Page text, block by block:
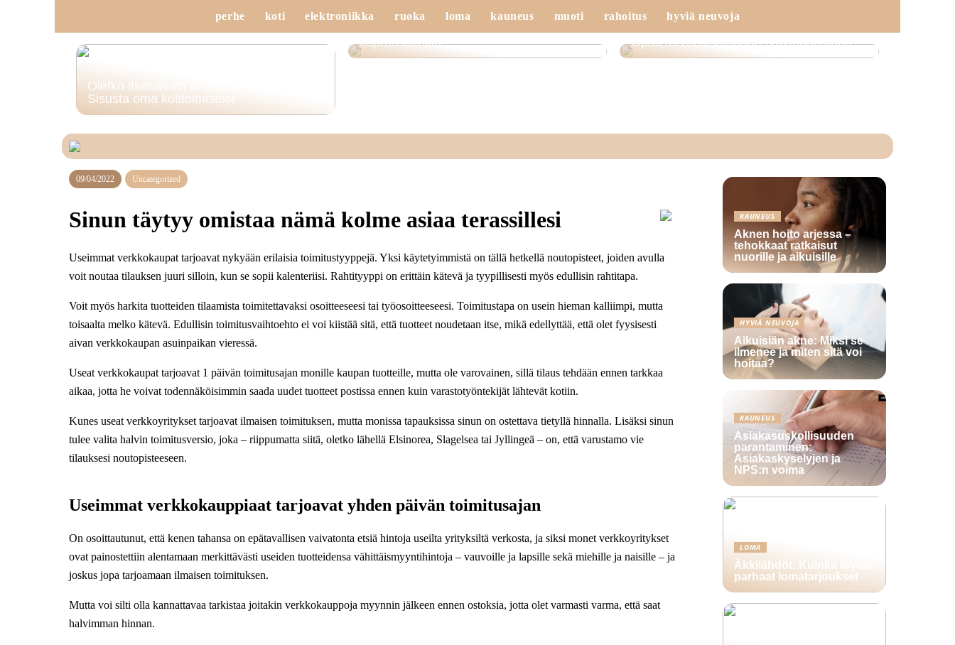
perhe koti elektroniikka ruoka loma kauneus muoti rahoitus hyviä neuvoja
Oletko itsenäinen ammatinharjoittaja?
Sisusta oma kotitoimistosi
Ostoopas: Kuinka valita oikea
espressokeitin
Opas terveellisempään työympäristöön
09/04/2022 Uncategorized
Sinun täytyy omistaa nämä kolme asiaa terassillesi
Useimmat verkkokaupat tarjoavat nykyään erilaisia toimitustyyppejä. Yksi käytetyimmistä on tällä hetkellä noutopisteet, joiden avulla
voit noutaa tilauksen juuri silloin, kun se sopii kalenteriisi. Rahtityyppi on erittäin kätevä ja tyypillisesti myös edullisin rahtitapa.
Voit myös harkita tuotteiden tilaamista toimitettavaksi osoitteeseesi tai työosoitteeseesi. Toimitustapa on usein hieman kalliimpi, mutta
toisaalta melko kätevä. Edullisin toimitusvaihtoehto ei voi kiistää sitä, että tuotteet noudetaan itse, mikä edellyttää, että olet fyysisesti
aivan verkkokaupan asuinpaikan vieressä.
Useat verkkokaupat tarjoavat 1 päivän toimitusajan monille kaupan tuotteille, mutta ole varovainen, sillä tilaus tehdään ennen tarkkaa
aikaa, jotta he voivat todennäköisimmin saada uudet tuotteet postissa ennen kuin varastotyöntekijät lähtevät kotiin.
Kunes useat verkkoyritykset tarjoavat ilmaisen toimituksen, mutta monissa tapauksissa sinun on ostettava tietyllä hinnalla. Lisäksi sinun
tulee valita halvin toimitusversio, joka – riippumatta siitä, oletko lähellä Elsinorea, Slagelsea tai Jyllingeä – on, että varustamo vie
tilauksesi noutopisteeseen.
Useimmat verkkokauppiaat tarjoavat yhden päivän toimitusajan
On osoittautunut, että kenen tahansa on epätavallisen vaivatonta etsiä hintoja useilta yrityksiltä verkosta, ja siksi monet verkkoyritykset
ovat painostettiin alentamaan merkittävästi useiden tuotteidensa vähittäismyyntihintoja – vauvoille ja lapsille sekä miehille ja naisille – ja
joskus jopa tarjoamaan ilmaisen toimituksen.
Mutta voi silti olla kannattavaa tarkistaa joitakin verkkokauppoja myynnin jälkeen ennen ostoksia, jotta olet varmasti varma, että saat
halvimman hinnan.
KAUNEUS
Aknen hoito arjessa –
tehokkaat ratkaisut
nuorille ja aikuisille
HYVIÄ NEUVOJA
Aikuisiän akne: Miksi se
ilmenee ja miten sitä voi
hoitaa?
KAUNEUS
Asiakasuskollisuuden
parantaminen:
Asiakaskyselyjen ja
NPS:n voima
LOMA
Äkkilähdöt: Kuinka löytää
parhaat lomatarjoukset